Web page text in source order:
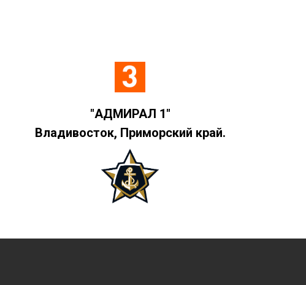
"АДМИРАЛ 1"
Владивосток, Приморский край.